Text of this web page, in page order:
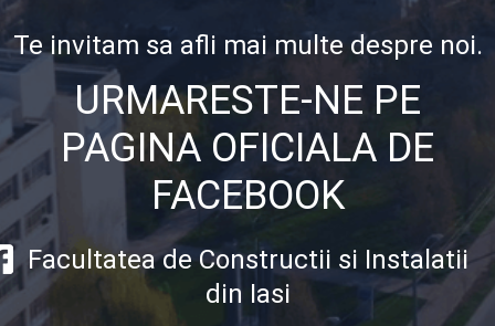
Te invitam sa afli mai multe despre noi.
URMARESTE-NE PE
PAGINA OFICIALA DE
FACEBOOK
Facultatea de Constructii si Instalatii
din Iasi